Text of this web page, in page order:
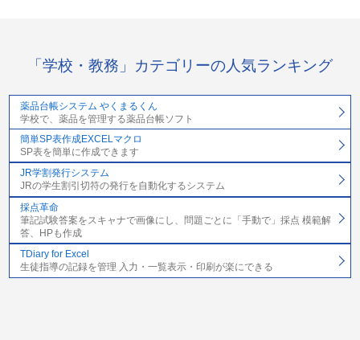
「学校・教務」カテゴリーの人気ランキング
薬品台帳システム やくまるくん
学校で、薬品を管理する薬品台帳ソフト
簡単SP表作成EXCELマクロ
SP表を簡単に作成できます
JR学割発行システム
JRの学生割引切符の発行を自動化するシステム
採点革命
筆記試験答案をスキャナで画像にし、問題ごとに「手動で」採点 模範解
答、HPも作成
TDiary for Excel
生徒指導の記録を管理 入力・一覧表示・印刷が楽にできる